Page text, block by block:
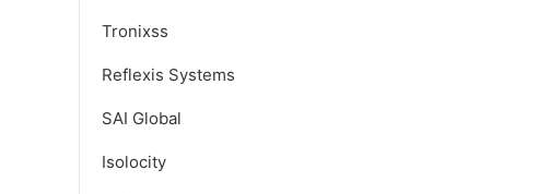
Tronixss
Reflexis Systems
SAI Global
Isolocity